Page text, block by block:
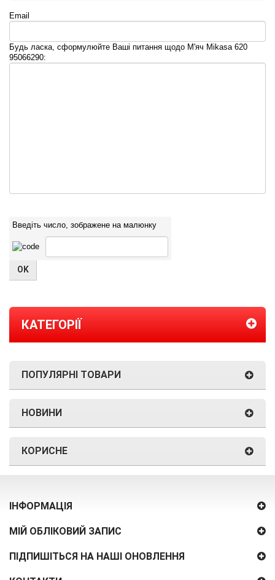
Email
Будь ласка, сформулюйте Ваші питання щодо М'яч Mikasa 620
95066290:
Введіть число, зображене на малюнку
КАТЕГОРІЇ
ПОПУЛЯРНІ ТОВАРИ
НОВИНИ
КОРИСНЕ
ІНФОРМАЦІЯ
МІЙ ОБЛІКОВИЙ ЗАПИС
ПІДПИШІТЬСЯ НА НАШІ ОНОВЛЕННЯ